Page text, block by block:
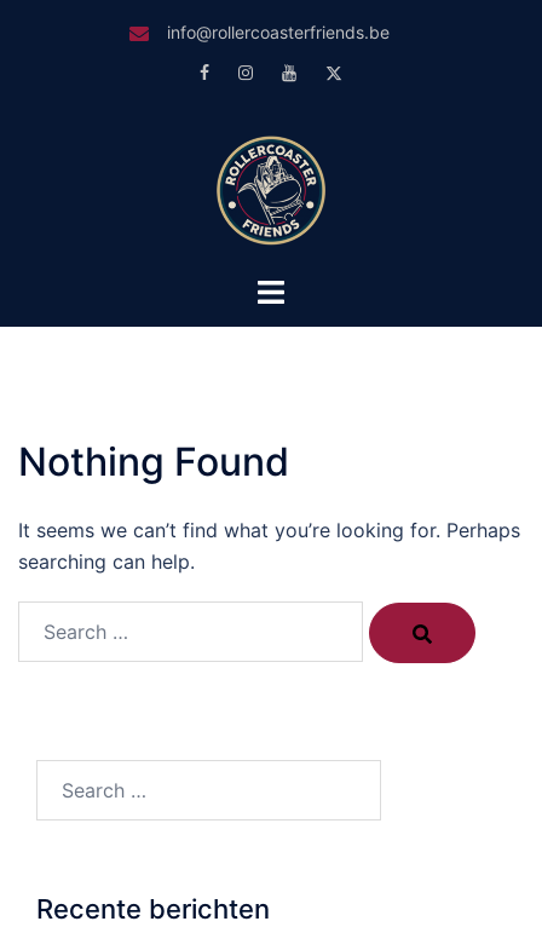
info@rollercoasterfriends.be
FacebookInstagram
Youtube
Toggle
Nothing Found
It seems we can’t find what you’re looking for. Perhaps
searching can help.
Recente berichten